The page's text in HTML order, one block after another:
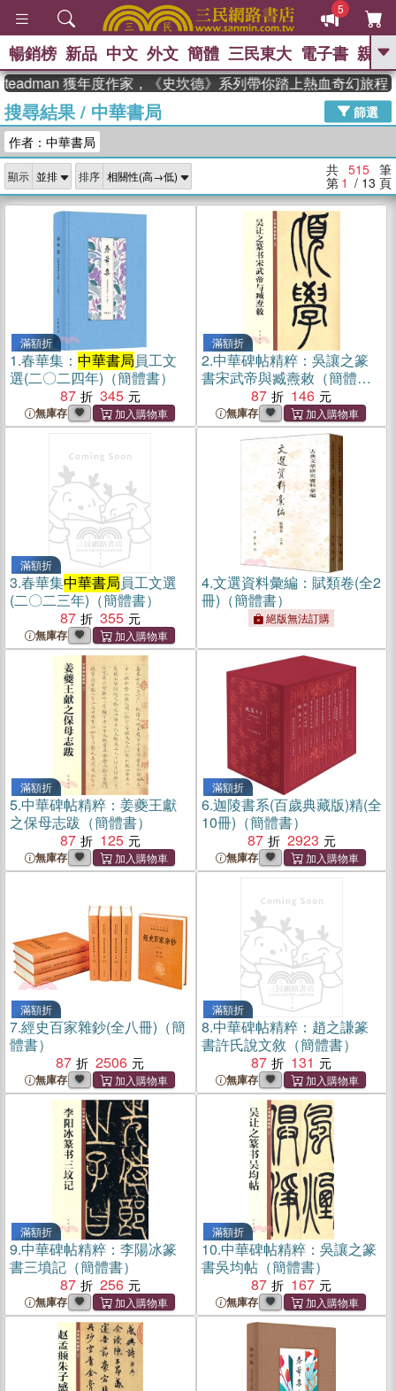
5
GO
高希均教授回憶錄
、 The Odyssey 、 父親節 、 如果歷
獎 臺灣漫遊錄 、 方念華 、 台灣的李
登輝時代
數學女孩：黎曼猜想 、
偉大的迷走神經
暢銷榜 新品 中文 外文 簡體 三民東大 電子書 親子
獲年度作家，《史坎德》系列帶你踏上熱血奇幻旅程
搜尋結果/ 中華書局
篩選
作者：中華書局
顯示 排序 共 515 筆
第 1 / 13 頁
滿額折
1.春華集： 中華書局員工文
選(二〇二四年)（簡體書）
87
345
無庫存
滿額折
2.中華碑帖精粹：吳讓之篆
書宋武帝與臧燾敕（簡體
87 146
無庫存
滿額折
3.春華集中華書局員工文選
(二〇二三年)（簡體書）
87
355
無庫存
4.文選資料彙編：賦類卷(全2
冊)（簡體書）
絕版無法訂購
滿額折
5.中華碑帖精粹：姜夔王獻
之保母志跋（簡體書）
87
125
無庫存
滿額折
6.迦陵書系(百歲典藏版)精(全
10冊)（簡體書）
87
2923
無庫存
滿額折
7.經史百家雜鈔(全八冊)（簡
體書）
87
2506
無庫存
滿額折
8.中華碑帖精粹：趙之謙篆
書許氏說文敘（簡體書）
87
131
無庫存
滿額折
9.中華碑帖精粹：李陽冰篆
書三墳記（簡體書）
87
256
無庫存
滿額折
10.中華碑帖精粹：吳讓之篆
書吳均帖（簡體書）
87
167
無庫存